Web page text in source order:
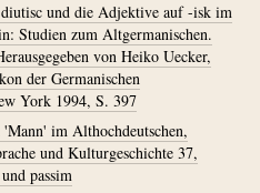
und die Adjektive auf -isk im
Studien zum Altgermanischen.
von Heiko Uecker,
der Germanischen
York 1994, S. 397
im Althochdeutschen,
und Kulturgeschichte 37,
passim